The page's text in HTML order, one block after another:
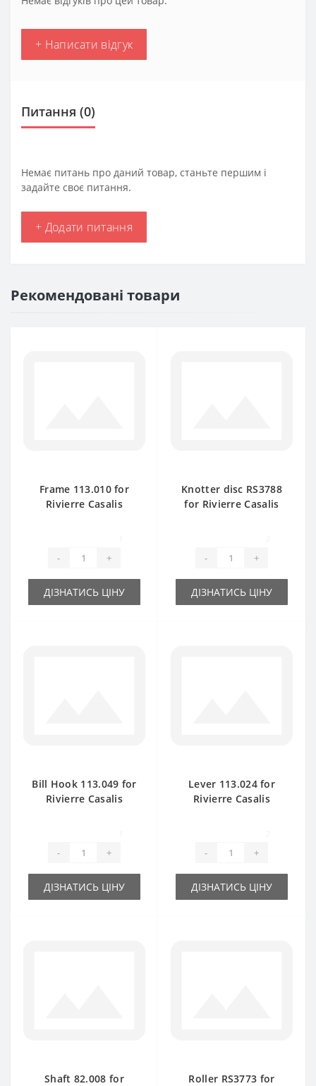
+ Написати відгук
Питання (0)
Немає питань про даний товар, станьте першим і
задайте своє питання.
+ Додати питання
Рекомендовані товари
Frame 113.010 for
Rivierre Casalis
- +
ДІЗНАТИСЬ ЦІНУ
Knotter disc RS3788
for Rivierre Casalis
- +
ДІЗНАТИСЬ ЦІНУ
Bill Hook 113.049 for
Rivierre Casalis
- +
ДІЗНАТИСЬ ЦІНУ
Lever 113.024 for
Rivierre Casalis
- +
ДІЗНАТИСЬ ЦІНУ
Shaft 82.008 for
Roller RS3773 for